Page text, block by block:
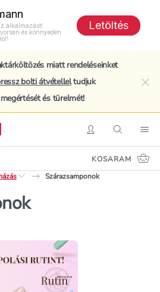
alkalmazást!
és könnyedén
Letöltés
miatt rendeléseinket
bolti átvételleltudjuk
és türelmét!
BelépésKeresés
KOSARAM
Szárazsamponok